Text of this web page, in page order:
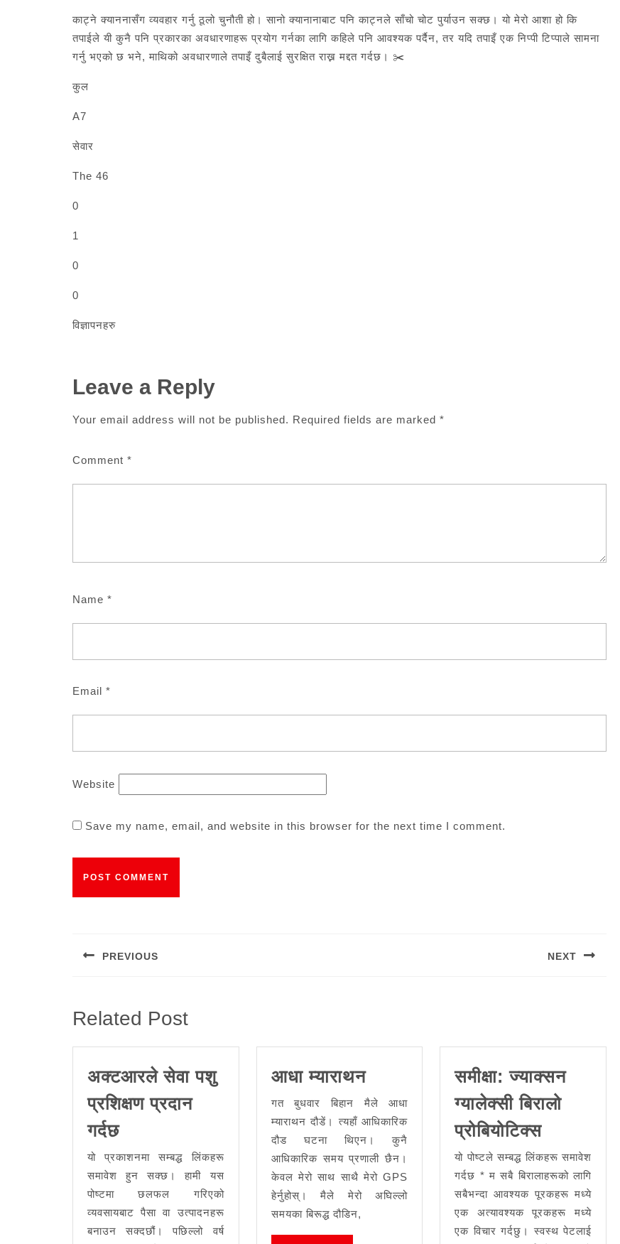
काट्ने क्याननासँग व्यवहार गर्नु ठूलो चुनौती हो। सानो क्यानानाबाट पनि काट्नले साँचो चोट पुर्याउन सक्छ। यो मेरो आशा हो कि
तपाईले यी कुनै पनि प्रकारका अवधारणाहरू प्रयोग गर्नका लागि कहिले पनि आवश्यक पर्दैन, तर यदि तपाइँ एक निप्पी टिप्पाले सामना
गर्नु भएको छ भने, माथिको अवधारणाले तपाइँ दुबैलाई सुरक्षित राख्न मद्दत गर्दछ। ✂️
कुल
A7
सेवार
The 46
0
1
0
0
विज्ञापनहरु
Leave a Reply
Your email address will not be published. Required fields are marked *
Comment *
Name *
Email *
Website
Save my name, email, and website in this browser for the next time I comment.
navigation
PREVIOUS NEXT
Related Post
अक्टआरले सेवा पशु
प्रशिक्षण प्रदान
गर्दछअक्टआरले
पशु
प्रशिक्षण
प्रदान
गर्दछ
यो प्रकाशनमा सम्बद्ध लिंकहरू
समावेश हुन सक्छ। हामी यस
पोष्टमा छलफल गरिएको
व्यवसायबाट पैसा वा उत्पादनहरू
बनाउन सक्दछौं। पछिल्लो वर्ष
आधा म्याराथनआधा
म्याराथन
गत बुधवार बिहान मैले आधा
म्याराथन दौडें। त्यहाँ आधिकारिक
दौड घटना थिएन। कुनै
आधिकारिक समय प्रणाली छैन।
केवल मेरो साथ साथै मेरो GPS
हेर्नुहोस्। मैले मेरो अघिल्लो
समयका बिरूद्ध दौडिन,
समीक्षा: ज्याक्सन
ग्यालेक्सी बिरालो
प्रोबियोटिक्ससमीक्षा:
ज्याक्सन
ग्यालेक्सी
बिरालो
प्रोबियोटिक्स
यो पोष्टले सम्बद्ध लिंकहरू समावेश
गर्दछ * म सबै बिरालाहरूको लागि
सबैभन्दा आवश्यक पूरकहरू मध्ये
एक अत्यावश्यक पूरकहरू मध्ये
एक विचार गर्दछु। स्वस्थ पेटलाई